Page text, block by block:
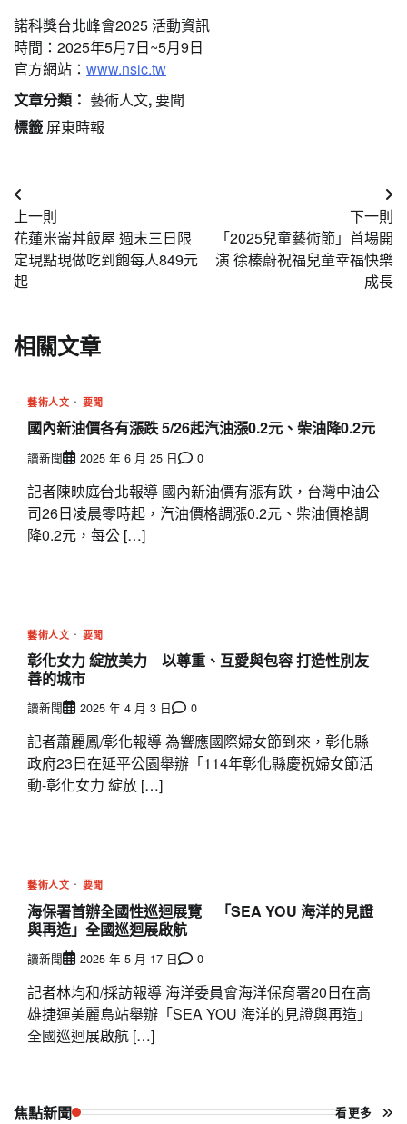
諾科獎台北峰會2025 活動資訊
時間：2025年5月7日~5月9日
官方網站： www.nsic.tw
文章分類： 藝術人文,要聞
標籤 屏東時報
文
章
導
覽
上一則
花蓮米崙丼飯屋 週末三日限
定現點現做吃到飽每人849元
起
下一則
「2025兒童藝術節」首場開
演 徐榛蔚祝福兒童幸福快樂
成長
相關文章
藝術人文 要聞
國內新油價各有漲跌 5/26起汽油漲0.2元、柴油降0.2元
讀新聞 2025 年 6 月 25 日 0
記者陳映庭∕台北報導 國內新油價有漲有跌，台灣中油公
司26日凌晨零時起，汽油價格調漲0.2元、柴油價格調
降0.2元，每公 […]
藝術人文 要聞
彰化女力 綻放美力 以尊重、互愛與包容 打造性別友
善的城市
讀新聞 2025 年 4 月 3 日 0
記者蕭麗鳳/彰化報導 為響應國際婦女節到來，彰化縣
政府23日在延平公園舉辦「114年彰化縣慶祝婦女節活
動-彰化女力 綻放 […]
藝術人文 要聞
海保署首辦全國性巡迴展覽 「SEA YOU 海洋的見證
與再造」全國巡迴展啟航
讀新聞 2025 年 5 月 17 日 0
記者林均和/採訪報導 海洋委員會海洋保育署20日在高
雄捷運美麗島站舉辦「SEA YOU 海洋的見證與再造」
全國巡迴展啟航 […]
焦點新聞 看更多